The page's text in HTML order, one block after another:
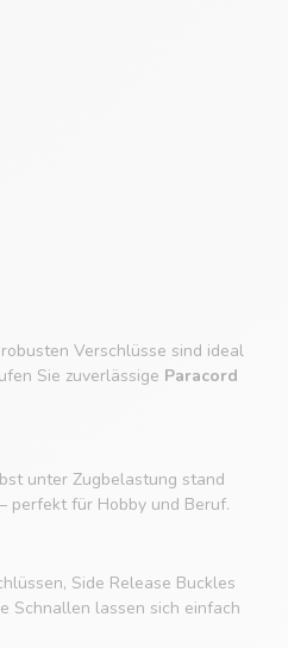
Verschlüsse sind ideal
Sie zuverlässige Paracord
unter Zugbelastung stand
perfekt für Hobby und Beruf.
Side Release Buckles
Schnallen lassen sich einfach